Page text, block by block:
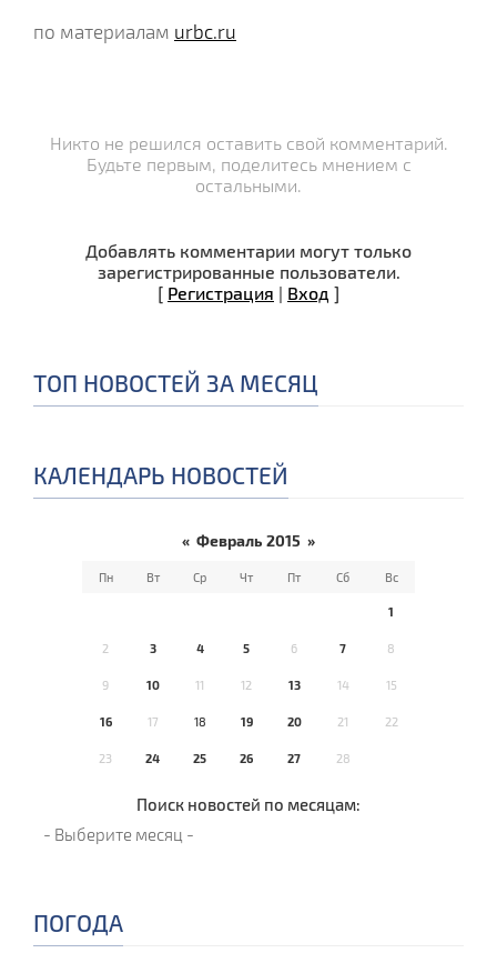
по материалам urbc.ru
Никто не решился оставить свой комментарий.
Будьте первым, поделитесь мнением с
остальными.
Добавлять комментарии могут только
зарегистрированные пользователи.
[ Регистрация | Вход ]
ТОП НОВОСТЕЙ ЗА МЕСЯЦ
КАЛЕНДАРЬ НОВОСТЕЙ
« Февраль 2015 »
Пн Вт Ср Чт Пт Сб Вс
1
2 3 4 5 6 7 8
9 10 11 12 13 14 15
16 17 18 19 20 21 22
23 24 25 26 27 28
Поиск новостей по месяцам:
ПОГОДА